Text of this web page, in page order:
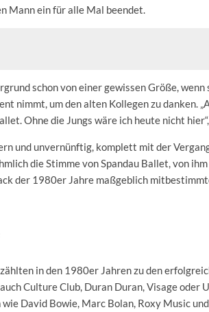
Mann ein für alle Mal beendet.
schon von einer gewissen Größe,
nimmt, um den alten Kollegen zu danken.
Ohne die Jungs wäre ich heute nicht
und unvernünftig, komplett mit der
die Stimme von Spandau Ballet, von
der 1980er Jahre maßgeblich
in den 1980er Jahren zu den
Culture Club, Duran Duran, Visage
David Bowie, Marc Bolan, Roxy Music